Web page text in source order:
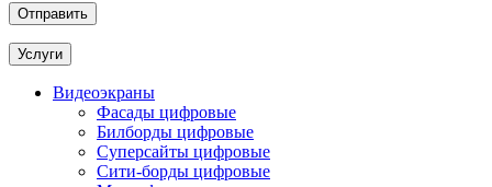
Услуги
Видеоэкраны
Фасады цифровые
Билборды цифровые
Суперсайты цифровые
Сити-борды цифровые